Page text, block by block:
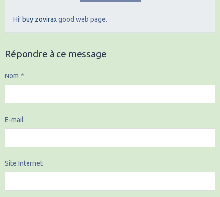
Hi! buy zoviraxgood web page.
Répondre à ce message
Nom
E-mail
Site Internet